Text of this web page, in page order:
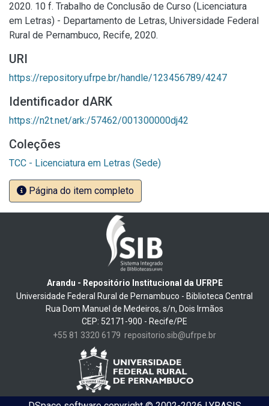
2020. 10 f. Trabalho de Conclusão de Curso (Licenciatura
em Letras) - Departamento de Letras, Universidade Federal
Rural de Pernambuco, Recife, 2020.
URI
https://repository.ufrpe.br/handle/123456789/4247
Identificador dARK
https://n2t.net/ark:/57462/001300000dj42
Coleções
TCC - Licenciatura em Letras (Sede)
Página do item completo
Arandu - Repositório Institucional da UFRPE
Universidade Federal Rural de Pernambuco - Biblioteca Central
Rua Dom Manuel de Medeiros, s/n, Dois Irmãos
CEP: 52171-900 - Recife/PE
+55 81 3320 6179 repositorio.sib@ufrpe.br